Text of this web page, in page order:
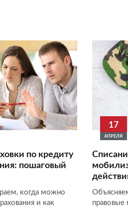
по кредиту
пошаговый
когда можно
и как
17
АПРЕЛЯ
правовые